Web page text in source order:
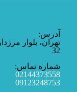
آدرس:
تهران، بلوار
32
شماره تماس:
02144373558
09123248753